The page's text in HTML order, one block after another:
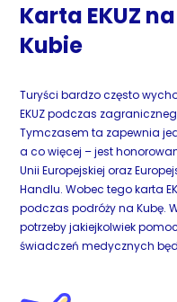
Karta EKUZ
Kubie
Turyści bardzo często
EKUZ podczas
Tymczasem ta zapewnia
a co więcej – jest
Unii Europejskiej oraz
Handlu. Wobec tego karta
podczas podróży na Kubę.
potrzeby jakiejkolwiek
świadczeń medycznych